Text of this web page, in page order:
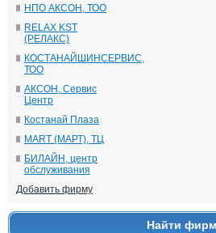
НПО АКСОН, ТОО
RELAX KST
(РЕЛАКС)
КОСТАНАЙШИНСЕРВИС,
ТОО
АКСОН, Сервис
Центр
Костанай Плаза
MART (МАРТ), ТЦ
БИЛАЙН, центр
обслуживания
Добавить фирму
Найти